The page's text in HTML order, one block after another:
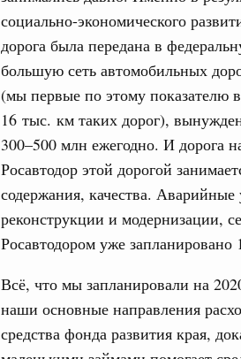
социально-экономического
дорога была передана в
большую сеть автомобильных
(мы первые по этому показателю
16 тыс. км таких дорог),
300–500 млн ежегодно. И дорога
Росавтодор этой дорогой
содержания, качества.
реконструкции и модернизации,
Росавтодором уже
Всё, что мы запланировали на
наши основные направления
средства фонда развития края,